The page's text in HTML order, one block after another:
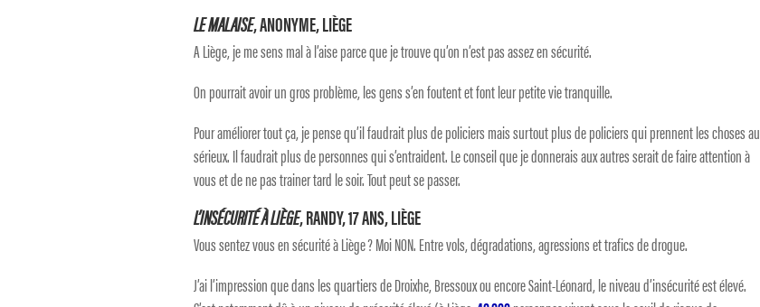
LE MALAISE, ANONYME, LIÈGE
A Liège, je me sens mal à l’aise parce que je trouve qu’on n’est pas assez en sécurité.
On pourrait avoir un gros problème, les gens s’en foutent et font leur petite vie tranquille.
Pour améliorer tout ça, je pense qu’il faudrait plus de policiers mais surtout plus de policiers qui prennent les choses au
sérieux. Il faudrait plus de personnes qui s’entraident. Le conseil que je donnerais aux autres serait de faire attention à
vous et de ne pas trainer tard le soir. Tout peut se passer.
L’INSÉCURITÉ À LIÈGE, RANDY, 17 ANS, LIÈGE
Vous sentez vous en sécurité à Liège ? Moi NON. Entre vols, dégradations, agressions et trafics de drogue.
J’ai l’impression que dans les quartiers de Droixhe, Bressoux ou encore Saint-Léonard, le niveau d’insécurité est élevé.